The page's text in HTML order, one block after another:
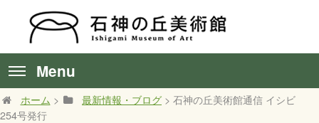
Menu
ホーム > 最新情報・ブログ > 石神の丘美術館通信 イシビ
254号発行